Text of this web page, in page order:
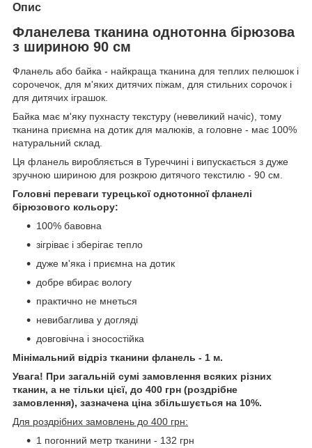
Опис
Фланелева тканина однотонна бірюзова
з шириною 90 см
Фланель або байка - найкраща тканина для теплих пелюшок і
сорочечок, для м'яких дитячих піжам, для стильних сорочок і
для дитячих іграшок.
Байка має м'яку пухнасту текстуру (невеликий начіс), тому
тканина приємна на дотик для малюків, а головне - має 100%
натуральний склад.
Ця фланель виробляється в Туреччині і випускається з дуже
зручною шириною для розкрою дитячого текстилю - 90 см.
Головні переваги турецької однотонної фланелі
бірюзового кольору:
100% бавовна
зігріває і зберігає тепло
дуже м'яка і приємна на дотик
добре вбирає вологу
практично не мнеться
невибаглива у догляді
довговічна і зносостійка
Мінімальний відріз тканини фланель - 1 м.
Увага! При загальній сумі замовлення всяких різних
тканин, а не тільки цієї, до 400 грн (роздрібне
замовлення), зазначена ціна збільшується на 10%.
Для роздрібних замовлень до 400 грн:
1 погонний метр тканини - 132 грн